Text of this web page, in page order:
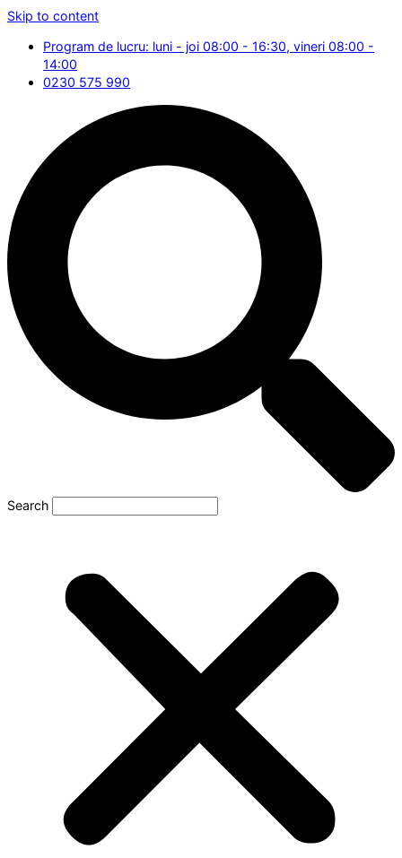
Skip to content
Program de lucru: luni - joi 08:00 - 16:30, vineri 08:00 -
14:00
0230 575 990
Search